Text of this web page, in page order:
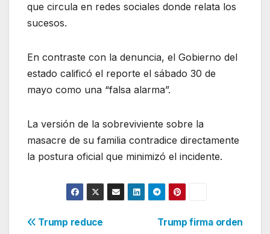
que circula en redes sociales donde relata los
sucesos.
En contraste con la denuncia, el Gobierno del
estado calificó el reporte el sábado 30 de
mayo como una “falsa alarma”.
La versión de la sobreviviente sobre la
masacre de su familia contradice directamente
la postura oficial que minimizó el incidente.
Navegación
Trump firma orden
Trump reduce